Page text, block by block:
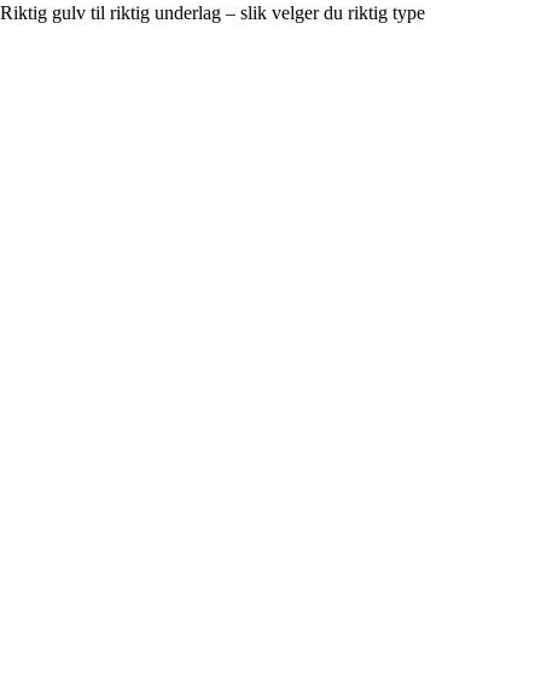
Riktig gulv til riktig underlag – slik velger du riktig type